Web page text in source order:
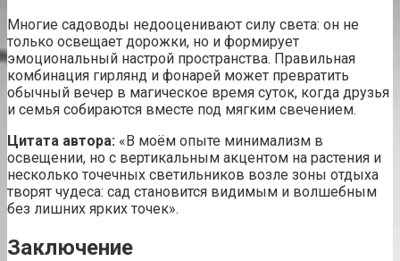
Многие садоводы недооценивают силу света: он не
только освещает дорожки, но и формирует
эмоциональный настрой пространства. Правильная
комбинация гирлянд и фонарей может превратить
обычный вечер в магическое время суток, когда друзья
и семья собираются вместе под мягким свечением.
Цитата автора: «В моём опыте минимализм в
освещении, но с вертикальным акцентом на растения и
несколько точечных светильников возле зоны отдыха
творят чудеса: сад становится видимым и волшебным
без лишних ярких точек».
Заключение